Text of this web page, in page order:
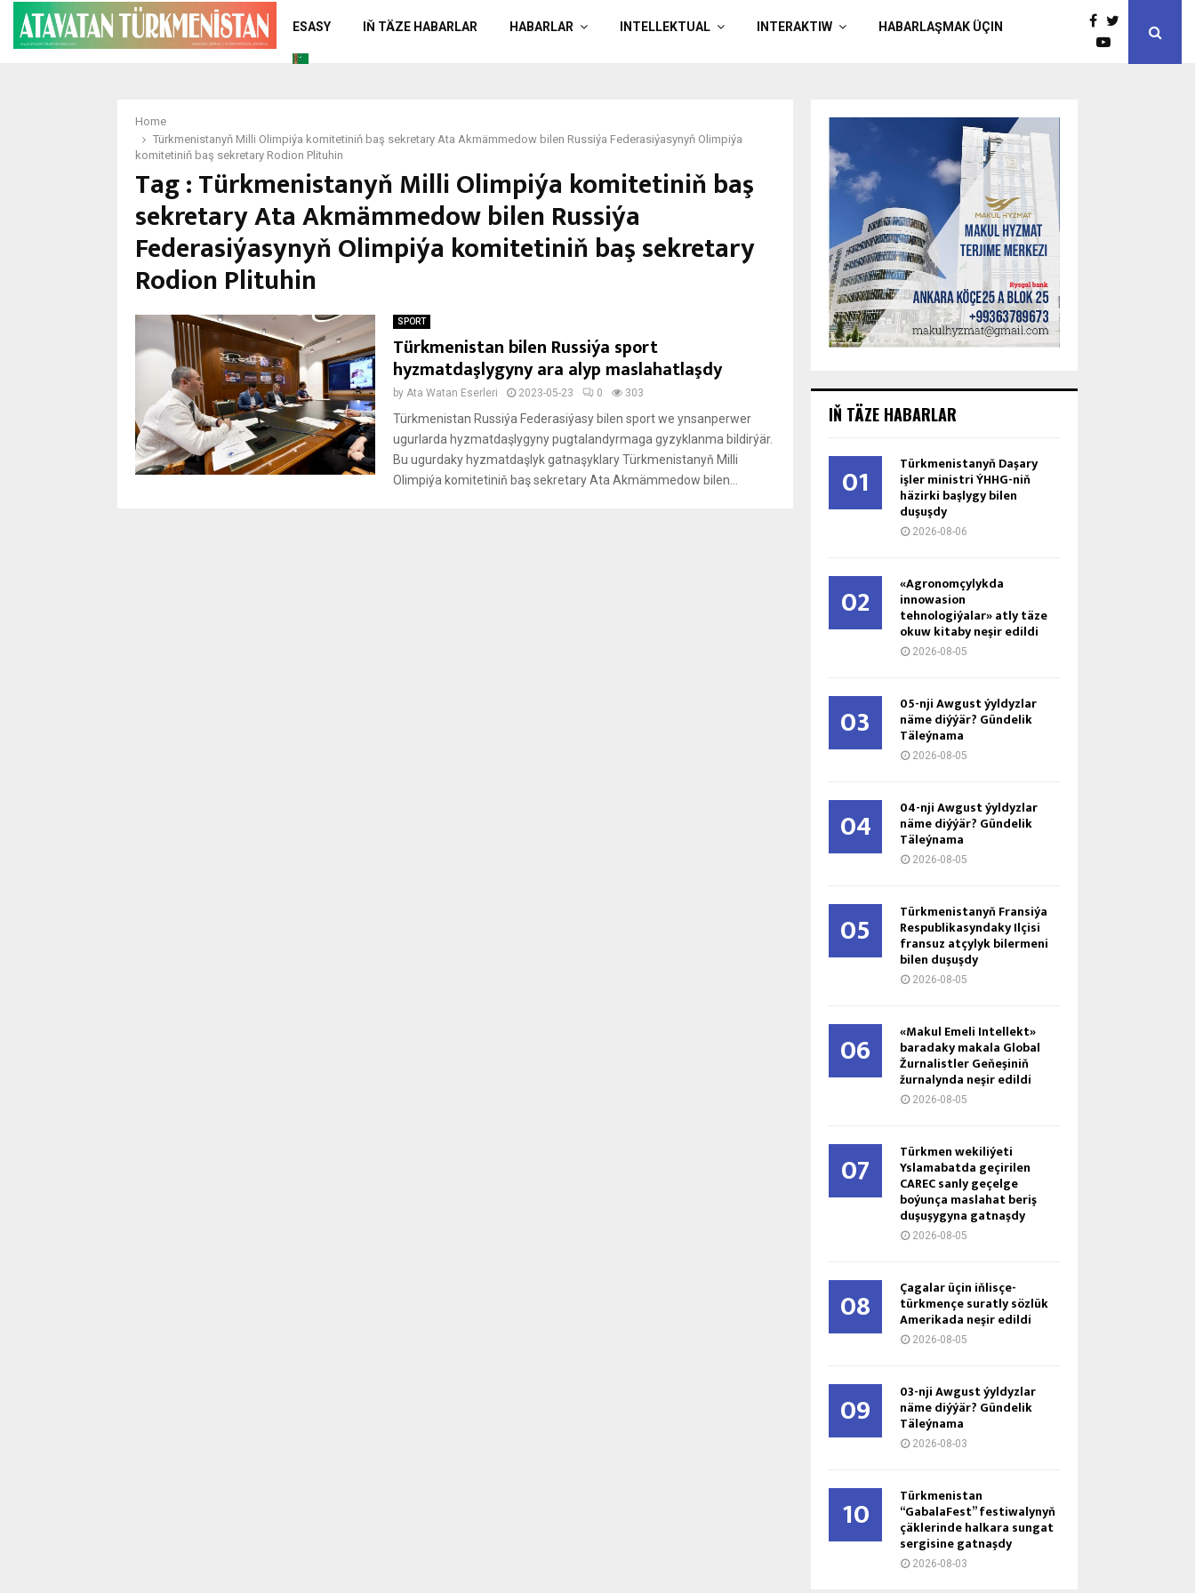
ESASY IŇ TÄZE HABARLAR HABARLAR INTELLEKTUAL INTERAKTIW HABARLAŞMAK ÜÇIN
Home
Türkmenistanyň Milli Olimpiýa komitetiniň baş sekretary Ata Akmämmedow bilen Russiýa Federasiýasynyň Olimpiýa
komitetiniň baş sekretary Rodion Plituhin
Tag : Türkmenistanyň Milli Olimpiýa komitetiniň baş
sekretary Ata Akmämmedow bilen Russiýa
Federasiýasynyň Olimpiýa komitetiniň baş sekretary
Rodion Plituhin
SPORT
Türkmenistan bilen Russiýa sport
hyzmatdaşlygyny ara alyp maslahatlaşdy
by Ata Watan Eserleri 2023-05-23 0 303
Türkmenistan Russiýa Federasiýasy bilen sport we ynsanperwer
ugurlarda hyzmatdaşlygyny pugtalandyrmaga gyzyklanma bildirýär.
Bu ugurdaky hyzmatdaşlyk gatnaşyklary Türkmenistanyň Milli
Olimpiýa komitetiniň baş sekretary Ata Akmämmedow bilen...
IŇ TÄZE HABARLAR
01 Türkmenistanyň Daşary
işler ministri ÝHHG-niň
häzirki başlygy bilen
duşuşdy
2026-08-06
02 «Agronomçylykda
innowasion
tehnologiýalar» atly täze
okuw kitaby neşir edildi
2026-08-05
03 05-nji Awgust ýyldyzlar
näme diýýär? Gündelik
Täleýnama
2026-08-05
04 04-nji Awgust ýyldyzlar
näme diýýär? Gündelik
Täleýnama
2026-08-05
05 Türkmenistanyň Fransiýa
Respublikasyndaky Ilçisi
fransuz atçylyk bilermeni
bilen duşuşdy
2026-08-05
06 «Makul Emeli Intellekt»
baradaky makala Global
Žurnalistler Geňeşiniň
žurnalynda neşir edildi
2026-08-05
07 Türkmen wekiliýeti
Yslamabatda geçirilen
CAREC sanly geçelge
boýunça maslahat beriş
duşuşygyna gatnaşdy
2026-08-05
08 Çagalar üçin iňlisçe-
türkmençe suratly sözlük
Amerikada neşir edildi
2026-08-05
09 03-nji Awgust ýyldyzlar
näme diýýär? Gündelik
Täleýnama
2026-08-03
10 Türkmenistan
“GabalaFest” festiwalynyň
çäklerinde halkara sungat
sergisine gatnaşdy
2026-08-03